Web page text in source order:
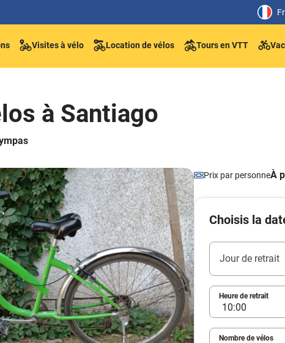
Visites à vélo Location de vélos Tours en VTT
à Santiago
Prix par personneÀ
Choisis la
Jour de retrait
Heure de retrait
Nombre de vélos